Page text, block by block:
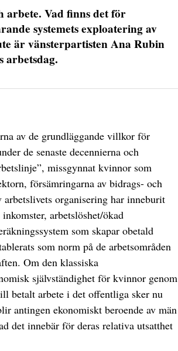
arbete. Vad finns det för
systemets exploatering av
är vänsterpartisten Ana Rubin
arbetsdag.
av de grundläggande villkor för
de senaste decennierna och
missgynnat kvinnor som
försämringarna av bidrags- och
organisering har inneburit
arbetslöshet/ökad
som skapar obetald
som norm på de arbetsområden
Om den klassiska
självständighet för kvinnor genom
betalt arbete i det offentliga sker nu
antingen ekonomiskt beroende av män
det innebär för deras relativa utsatthet